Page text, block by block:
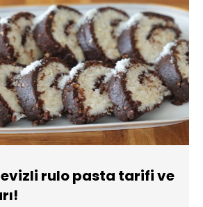
rulo pasta tarifi ve